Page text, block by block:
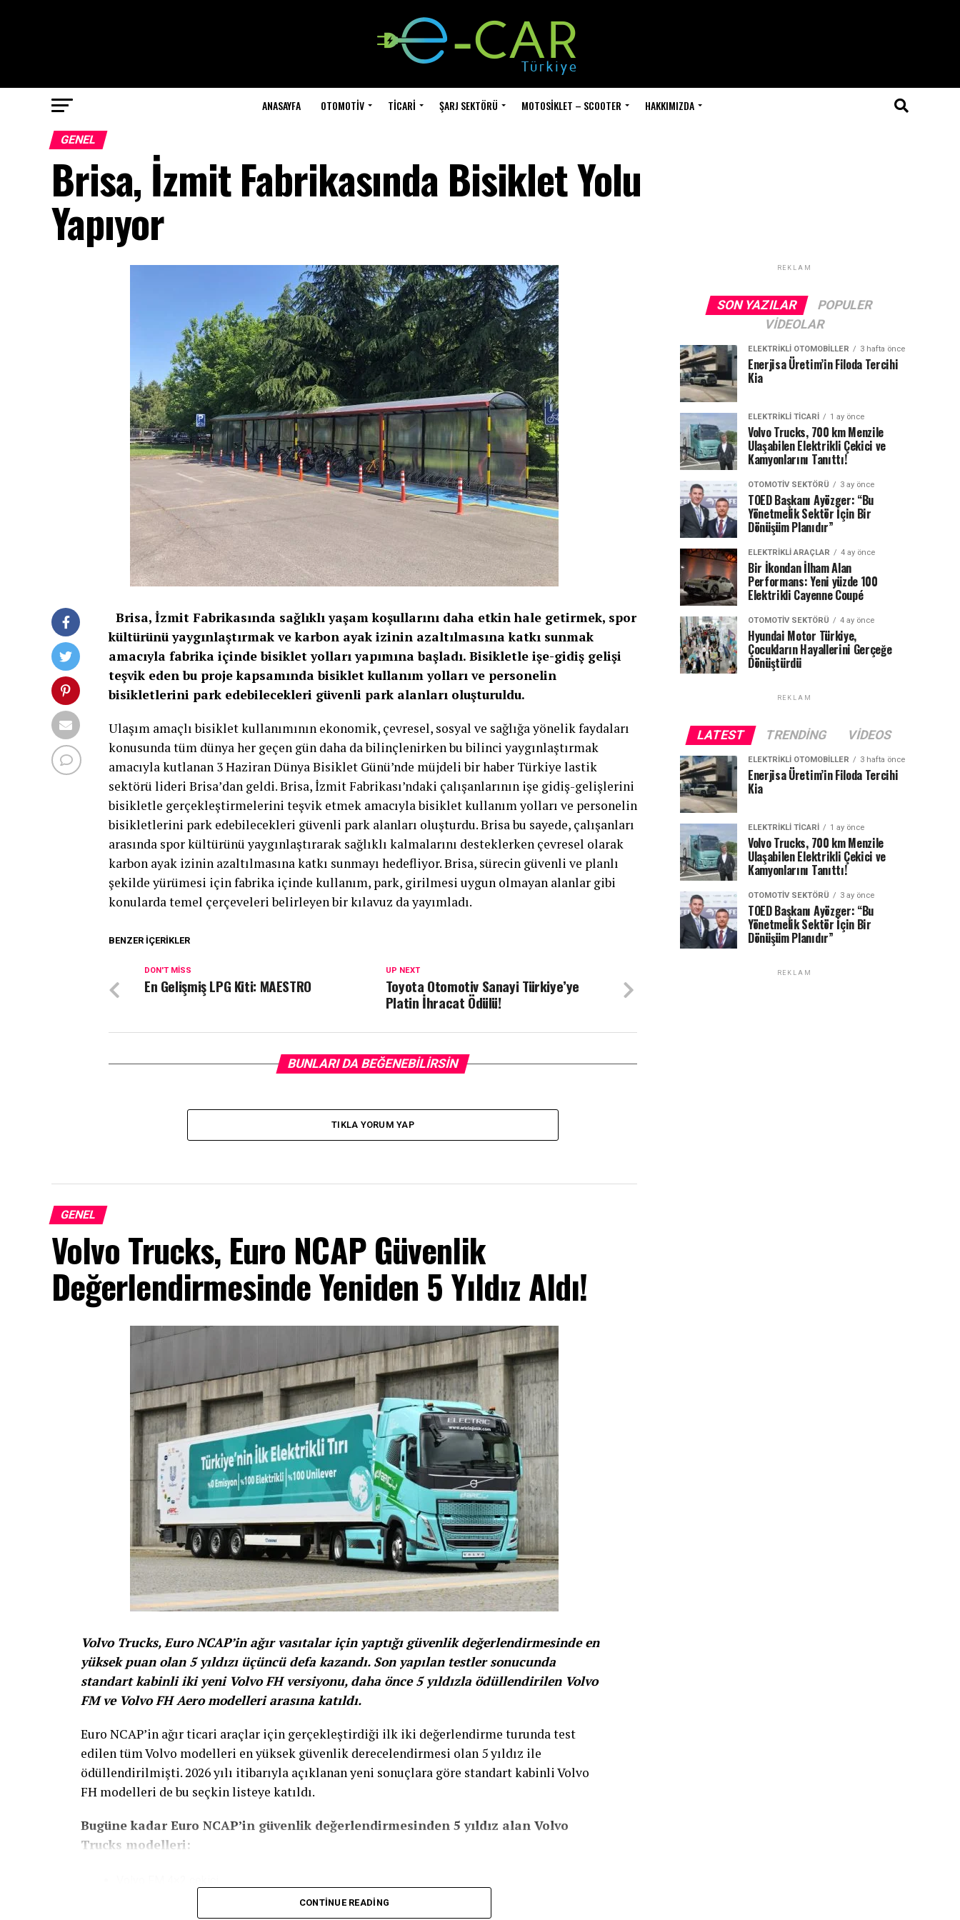
ANASAYFA OTOMOTIV TICARI ŞARJ SEKTÖRÜ MOTOSIKLET – SCOOTER HAKKIMIZDA
GENEL
Brisa, İzmit Fabrikasında Bisiklet Yolu
Yapıyor
Brisa, İzmit Fabrikasında sağlıklı yaşam koşullarını daha etkin hale getirmek, spor
kültürünü yaygınlaştırmak ve karbon ayak izinin azaltılmasına katkı sunmak
amacıyla fabrika içinde bisiklet yolları yapımına başladı. Bisikletle işe-gidiş gelişi
teşvik eden bu proje kapsamında bisiklet kullanım yolları ve personelin
bisikletlerini park edebilecekleri güvenli park alanları oluşturuldu.
Ulaşım amaçlı bisiklet kullanımının ekonomik, çevresel, sosyal ve sağlığa yönelik faydaları
konusunda tüm dünya her geçen gün daha da bilinçlenirken bu bilinci yaygınlaştırmak
amacıyla kutlanan 3 Haziran Dünya Bisiklet Günü’nde müjdeli bir haber Türkiye lastik
sektörü lideri Brisa’dan geldi. Brisa, İzmit Fabrikası’ndaki çalışanlarının işe gidiş-gelişlerini
bisikletle gerçekleştirmelerini teşvik etmek amacıyla bisiklet kullanım yolları ve personelin
bisikletlerini park edebilecekleri güvenli park alanları oluşturdu. Brisa bu sayede, çalışanları
arasında spor kültürünü yaygınlaştırarak sağlıklı kalmalarını desteklerken çevresel olarak
karbon ayak izinin azaltılmasına katkı sunmayı hedefliyor. Brisa, sürecin güvenli ve planlı
şekilde yürümesi için fabrika içinde kullanım, park, girilmesi uygun olmayan alanlar gibi
konularda temel çerçeveleri belirleyen bir kılavuz da yayımladı.
BENZER İÇERIKLER
UP NEXT
Toyota Otomotiv Sanayi Türkiye’ye
Platin İhracat Ödülü!
DON'T MISS
En Gelişmiş LPG Kiti: MAESTRO
BUNLARI DA BEĞENEBILIRSIN
TIKLA YORUM YAP
GENEL
Volvo Trucks, Euro NCAP Güvenlik
Değerlendirmesinde Yeniden 5 Yıldız Aldı!
Volvo Trucks, Euro NCAP’in ağır vasıtalar için yaptığı güvenlik değerlendirmesinde en
yüksek puan olan 5 yıldızı üçüncü defa kazandı. Son yapılan testler sonucunda
standart kabinli iki yeni Volvo FH versiyonu, daha önce 5 yıldızla ödüllendirilen Volvo
FM ve Volvo FH Aero modelleri arasına katıldı.
Euro NCAP’in ağır ticari araçlar için gerçekleştirdiği ilk iki değerlendirme turunda test
edilen tüm Volvo modelleri en yüksek güvenlik derecelendirmesi olan 5 yıldız ile
ödüllendirilmişti. 2026 yılı itibarıyla açıklanan yeni sonuçlara göre standart kabinli Volvo
FH modelleri de bu seçkin listeye katıldı.
Bugüne kadar Euro NCAP’in güvenlik değerlendirmesinden 5 yıldız alan Volvo
Trucks modelleri:
CONTINUE READING
REKLAM
SON YAZILAR
POPULER
VIDEOLAR
ELEKTRIKLI OTOMOBILLER 3 hafta önce
Enerjisa Üretim’in Filoda Tercihi
Kia
ELEKTRIKLI TICARI 1 ay önce
Volvo Trucks, 700 km Menzile
Ulaşabilen Elektrikli Çekici ve
Kamyonlarını Tanıttı!
OTOMOTIV SEKTÖRÜ 3 ay önce
TOED Başkanı Ayözger: “Bu
Yönetmelik Sektör İçin Bir
Dönüşüm Planıdır”
ELEKTRIKLI ARAÇLAR 4 ay önce
Bir İkondan İlham Alan
Performans: Yeni yüzde 100
Elektrikli Cayenne Coupé
OTOMOTIV SEKTÖRÜ 4 ay önce
Hyundai Motor Türkiye,
Çocukların Hayallerini Gerçeğe
Dönüştürdü
REKLAM
LATEST TRENDING VIDEOS
ELEKTRIKLI OTOMOBILLER 3 hafta önce
Enerjisa Üretim’in Filoda Tercihi
Kia
ELEKTRIKLI TICARI 1 ay önce
Volvo Trucks, 700 km Menzile
Ulaşabilen Elektrikli Çekici ve
Kamyonlarını Tanıttı!
OTOMOTIV SEKTÖRÜ 3 ay önce
TOED Başkanı Ayözger: “Bu
Yönetmelik Sektör İçin Bir
Dönüşüm Planıdır”
REKLAM